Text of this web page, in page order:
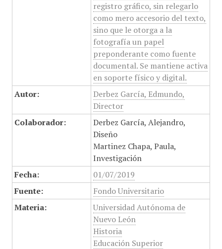
registro gráfico, sin relegarlo
como mero accesorio del texto,
sino que le otorga a la
fotografía un papel
preponderante como fuente
documental. Se mantiene activa
en soporte físico y digital.
Autor:
Derbez García, Edmundo,
Director
Colaborador:
Derbez García, Alejandro,
Diseño
Martinez Chapa, Paula,
Investigación
Fecha:
01/07/2019
Fuente:
Fondo Universitario
Materia:
Universidad Autónoma de
Nuevo León
Historia
Educación Superior